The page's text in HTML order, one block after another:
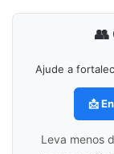
👥
Ajude a
📩
Leva menos